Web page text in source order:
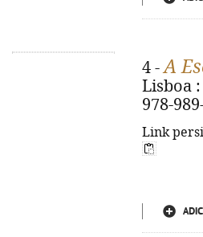
4 -A
Lisboa
978-
Link